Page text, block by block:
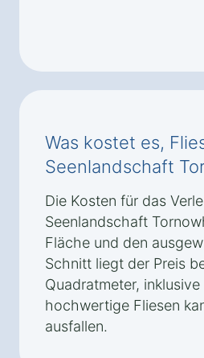
Was kostet es,
Seenlandschaft
Die Kosten für das
Seenlandschaft
Fläche und den
Schnitt liegt der Preis
Quadratmeter,
hochwertige Fliesen
ausfallen.